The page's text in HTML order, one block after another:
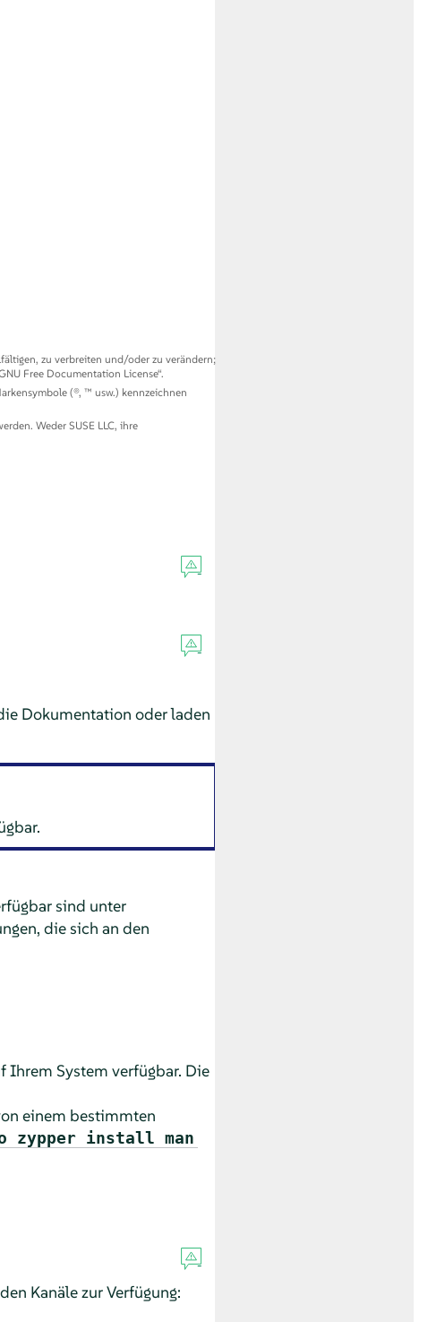
zu verbreiten und/oder zu verändern;
Free Documentation License“.
(®, ™ usw.) kennzeichnen
Weder SUSE LLC, ihre
Dokumentation oder laden
sind unter
die sich an den
Ihrem System verfügbar. Die
einem bestimmten
zypper install man
Kanäle zur Verfügung: